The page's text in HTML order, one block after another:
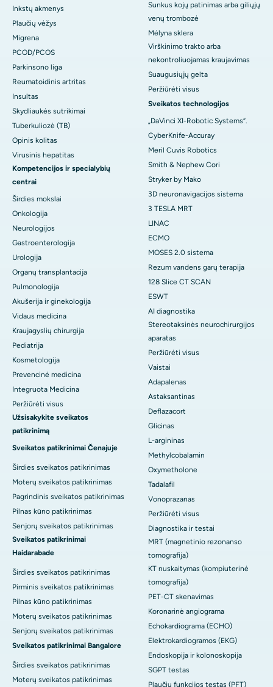
Inkstų akmenys
Plaučių vėžys
Migrena
PCOD/PCOS
Parkinsono liga
Reumatoidinis artritas
Insultas
Skydliaukės sutrikimai
Tuberkuliozė (TB)
Opinis kolitas
Virusinis hepatitas
Kompetencijos ir specialybių
centrai
Širdies mokslai
Onkologija
Neurologijos
Gastroenterologija
Urologija
Organų transplantacija
Pulmonologija
Akušerija ir ginekologija
Vidaus medicina
Kraujagyslių chirurgija
Pediatrija
Kosmetologija
Prevencinė medicina
Integruota Medicina
Peržiūrėti visus
Užsisakykite sveikatos
patikrinimą
Sveikatos patikrinimai Čenajuje
Širdies sveikatos patikrinimas
Moterų sveikatos patikrinimas
Pagrindinis sveikatos patikrinimas
Pilnas kūno patikrinimas
Senjorų sveikatos patikrinimas
Sveikatos patikrinimai
Haidarabade
Širdies sveikatos patikrinimas
Pirminis sveikatos patikrinimas
Pilnas kūno patikrinimas
Moterų sveikatos patikrinimas
Senjorų sveikatos patikrinimas
Sveikatos patikrinimai Bangalore
Širdies sveikatos patikrinimas
Moterų sveikatos patikrinimas
Sunkus kojų patinimas arba giliųjų
venų trombozė
Mėlyna sklera
Virškinimo trakto arba
nekontroliuojamas kraujavimas
Suaugusiųjų gelta
Peržiūrėti visus
Sveikatos technologijos
„DaVinci XI-Robotic Systems“.
CyberKnife-Accuray
Meril Cuvis Robotics
Smith & Nephew Cori
Stryker by Mako
3D neuronavigacijos sistema
3 TESLA MRT
LINAC
ECMO
MOSES 2.0 sistema
Rezum vandens garų terapija
128 Slice CT SCAN
ESWT
AI diagnostika
Stereotaksinės neurochirurgijos
aparatas
Peržiūrėti visus
Vaistai
Adapalenas
Astaksantinas
Deflazacort
Glicinas
L-argininas
Methylcobalamin
Oxymetholone
Tadalafil
Vonoprazanas
Peržiūrėti visus
Diagnostika ir testai
MRT (magnetinio rezonanso
tomografija)
KT nuskaitymas (kompiuterinė
tomografija)
PET-CT skenavimas
Koronarinė angiograma
Echokardiograma (ECHO)
Elektrokardiogramos (EKG)
Endoskopija ir kolonoskopija
SGPT testas
Plaučių funkcijos testas (PFT)